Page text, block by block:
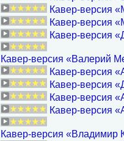
Кавер-версия
Кавер-версия
Кавер-версия
Кавер-версия «Валерий
Кавер-версия
Кавер-версия
Кавер-версия
Кавер-версия
Кавер-версия «Владимир